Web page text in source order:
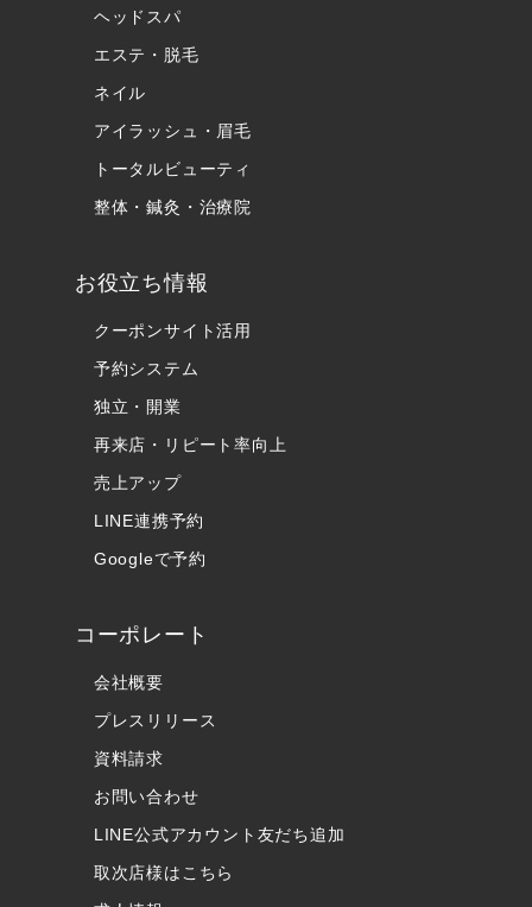
ヘッドスパ
エステ・脱毛
ネイル
アイラッシュ・眉毛
トータルビューティ
整体・鍼灸・治療院
お役立ち情報
クーポンサイト活用
予約システム
独立・開業
再来店・リピート率向上
売上アップ
LINE連携予約
Googleで予約
コーポレート
会社概要
プレスリリース
資料請求
お問い合わせ
LINE公式アカウント友だち追加
取次店様はこちら